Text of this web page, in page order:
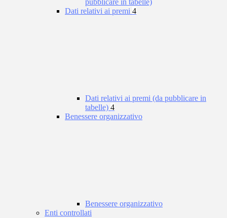
pubblicare in tabelle)
Dati relativi ai premi 4
Dati relativi ai premi (da pubblicare in
tabelle) 4
Benessere organizzativo
Benessere organizzativo
Enti controllati